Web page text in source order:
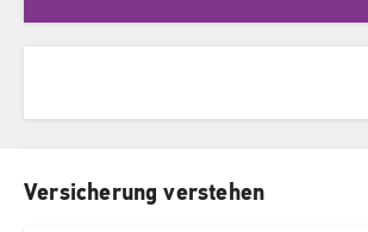
Versicherung verstehen